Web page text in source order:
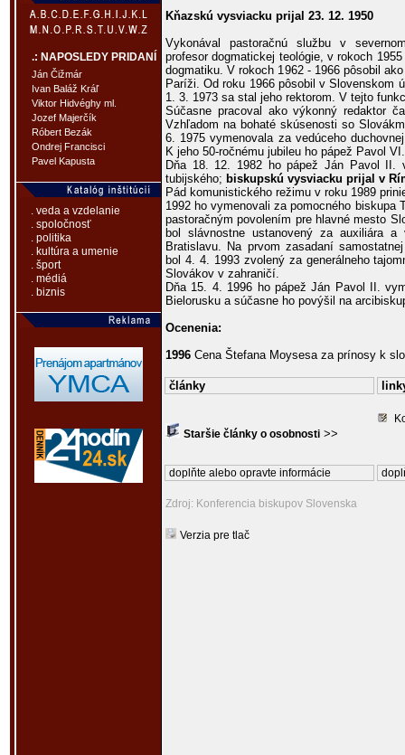
.: NAPOSLEDY PRIDANÍ
Ján Čižmár
Ivan Baláž Kráľ
Viktor Hidvéghy ml.
Jozef Majerčík
Róbert Bezák
Ondrej Francisci
Pavel Kapusta
. veda a vzdelanie
. spoločnosť
. politika
. kultúra a umenie
. šport
. médiá
. biznis
Kňazskú vysviacku prijal 23. 12. 1950
Vykonával pastoračnú službu v
profesor dogmatickej teológie, v rokoch
dogmatiku. V rokoch 1962 - 1966 pôsobil
Paríži. Od roku 1966 pôsobil v Slovenskom
1. 3. 1973 sa stal jeho rektorom. V tejto
Súčasne pracoval ako výkonný redaktor
Vzhľadom na bohaté skúsenosti so
6. 1975 vymenovala za vedúceho
K jeho 50-ročnému jubileu ho pápež Pavol
Dňa 18. 12. 1982 ho pápež Ján Pavol II.
tubijského; biskupskú vysviacku prijal v
Pád komunistického režimu v roku 1989
1992 ho vymenovali za pomocného biskupa
pastoračným povolením pre hlavné mesto
bol slávnostne ustanovený za auxiliára a
Bratislavu. Na prvom zasadaní
bol 4. 4. 1993 zvolený za generálneho
Slovákov v zahraničí.
Dňa 15. 4. 1996 ho pápež Ján Pavol II.
Bielorusku a súčasne ho povýšil na
Ocenenia:
1996 Cena Štefana Moysesa za prínosy k
články
Staršie články o osobnosti >>
doplňte alebo opravte informácie
Zdroj: Konferencia biskupov Slovenska
Verzia pre tlač